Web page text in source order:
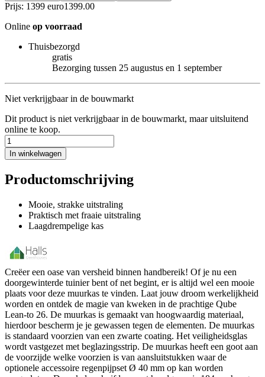
Prijs: 1399 euro1399.00
Online op voorraad
Thuisbezorgd
gratis
Bezorging tussen 25 augustus en 1 september
Niet verkrijgbaar in de bouwmarkt
Dit product is niet verkrijgbaar in de bouwmarkt, maar uitsluitend
online te koop.
In winkelwagen
Productomschrijving
Mooie, strakke uitstraling
Praktisch met fraaie uitstraling
Laagdrempelige kas
Creëer een oase van versheid binnen handbereik! Of je nu een
doorgewinterde tuinier bent of net begint, er is altijd wel een mooie
plaats voor deze muurkas te vinden. Laat jouw droom werkelijkheid
worden en ontdek de magie van kweken in de prachtige Qube
Lean-to 26. De muurkas is gemaakt van hoogwaardig materiaal,
hierdoor bescherm je je gewassen tegen de elementen. De muurkas
is standaard voorzien van een zwarte coating. Het veiligheidsglas
wordt vastgezet met beglazingsstrip. De muurkas heeft een goot aan
de voorzijde welke voorzien is van aansluitstukken waar de
optionele accessoire regenpijpset Ø 40 mm op kan worden